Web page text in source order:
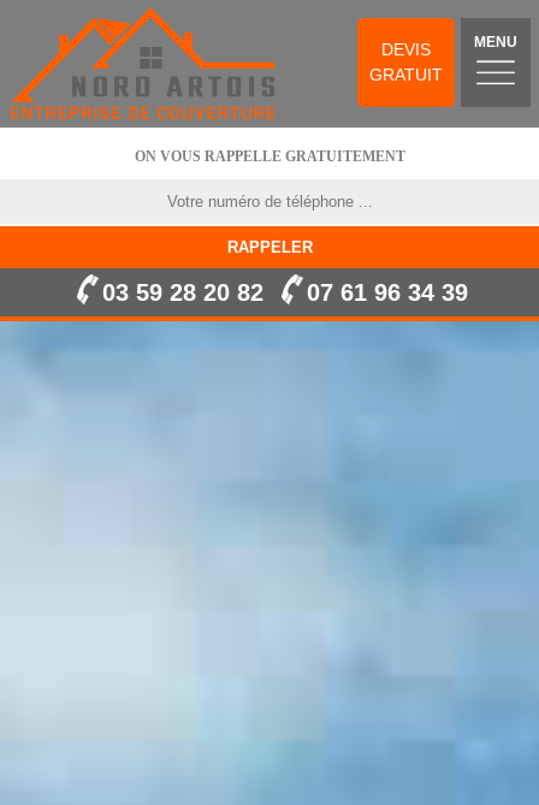
DEVIS
GRATUIT
MENU
ON VOUS RAPPELLE GRATUITEMENT
03 59 28 20 82 07 61 96 34 39